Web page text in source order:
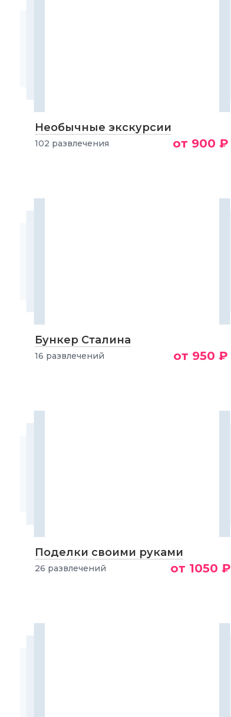
Необычные экскурсии
102 развлечения от 900 ₽
Бункер Сталина
16 развлечений от 950 ₽
Поделки своими руками
26 развлечений от 1050 ₽